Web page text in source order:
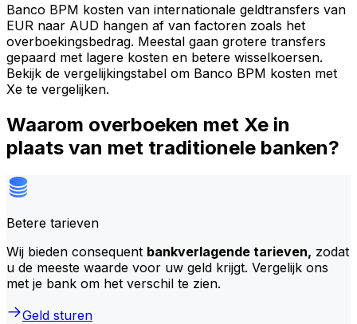
Banco BPM kosten van internationale geldtransfers van
EUR naar AUD hangen af van factoren zoals het
overboekingsbedrag. Meestal gaan grotere transfers
gepaard met lagere kosten en betere wisselkoersen.
Bekijk de vergelijkingstabel om Banco BPM kosten met
Xe te vergelijken.
Waarom overboeken met Xe in
plaats van met traditionele banken?
Betere tarieven
Wij bieden consequent bankverlagende tarieven, zodat
u de meeste waarde voor uw geld krijgt. Vergelijk ons
met je bank om het verschil te zien.
Geld sturen